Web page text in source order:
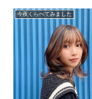
今夜くらべてみました